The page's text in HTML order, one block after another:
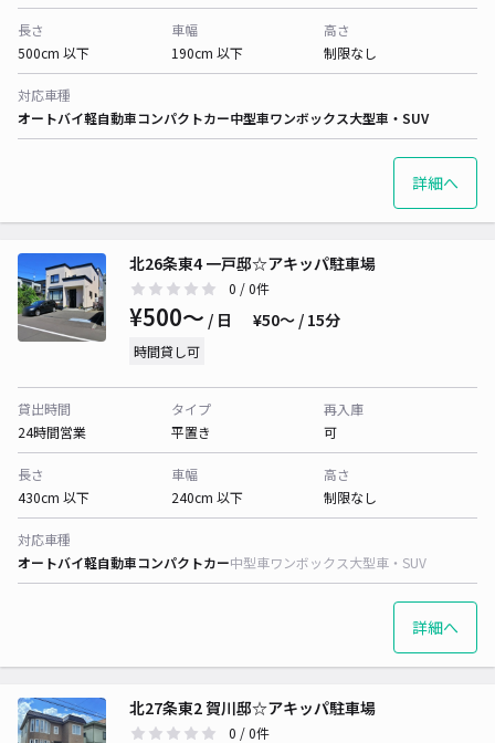
長さ
500cm 以下
車幅
190cm 以下
高さ
制限なし
対応車種
オートバイ軽自動車コンパクトカー中型車ワンボックス大型車・SUV
詳細へ
北26条東4 一戸邸☆アキッパ駐車場
0 / 0件
¥500〜 / 日 ¥50〜 / 15分
時間貸し可
貸出時間
24時間営業
タイプ
平置き
再入庫
可
長さ
430cm 以下
車幅
240cm 以下
高さ
制限なし
対応車種
オートバイ軽自動車コンパクトカー中型車ワンボックス大型車・SUV
詳細へ
北27条東2 賀川邸☆アキッパ駐車場
0 / 0件